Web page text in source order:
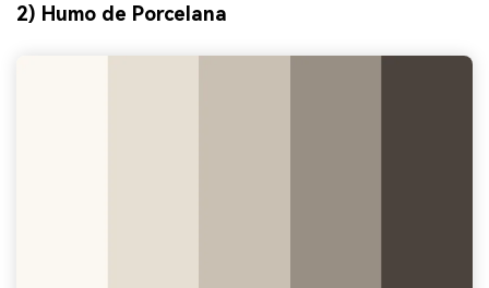
2) Humo de Porcelana